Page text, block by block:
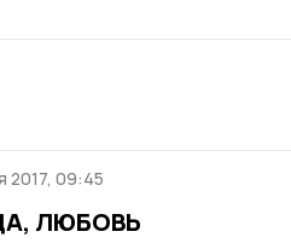
2017, 09:45
ЛЮБОВЬ